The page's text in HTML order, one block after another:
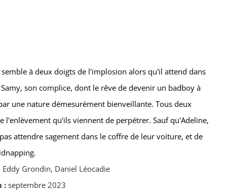
à deux doigts de l'implosion alors qu'il attend dans
son complice, dont le rêve de devenir un badboy à
une nature démesurément bienveillante. Tous deux
l'enlèvement qu'ils viennent de perpétrer. Sauf qu'Adeline,
attendre sagement dans le coffre de leur voiture, et de
Grondin, Daniel Léocadie
: septembre 2023